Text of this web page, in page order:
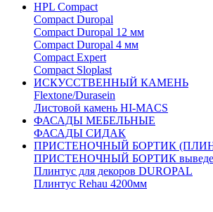
HPL Compact
Compact Duropal
Compact Duropal 12 мм
Compact Duropal 4 мм
Compact Expert
Compact Sloplast
ИСКУССТВЕННЫЙ КАМЕНЬ
Flextone/Durasein
Листовой камень HI-MACS
ФАСАДЫ МЕБЕЛЬНЫЕ
ФАСАДЫ СИДАК
ПРИСТЕНОЧНЫЙ БОРТИК
ПРИСТЕНОЧНЫЙ БОРТИК
Плинтус для декоров DUROPAL
Плинтус Rehau 4200мм